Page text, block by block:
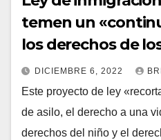
temen un
los derechos de
DICIEMBRE 6, 2022
Este proyecto de ley
de asilo, el derecho a una
derechos del niño y el